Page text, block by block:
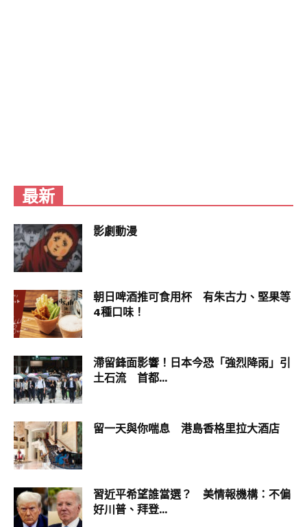
畫。減肥初期他因為身體太虛，一天只能走1到2小
時，等到體重稍微減輕、可以自在活動後，才開始
斤，幾乎甩掉一半體重，就像變了一個人。
▼瘦身成功後，Nes Chedtragull特別拿出以前破
百公斤時穿的外套、褲子，套在身上拍攝對比照，
差異果然非常大。
最新
影劇動漫
朝日啤酒推可食用杯 有朱古力、堅果等
4種口味！
滯留鋒面影響！日本今恐「強烈降雨」引
土石流 首都...
留一天與你喘息 港島香格里拉大酒店
習近平希望誰當選？ 美情報機構：不偏
好川普、拜登...